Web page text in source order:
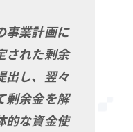
事業計画に
された剰余
出し、翌々
剰余金を解
的な資金使